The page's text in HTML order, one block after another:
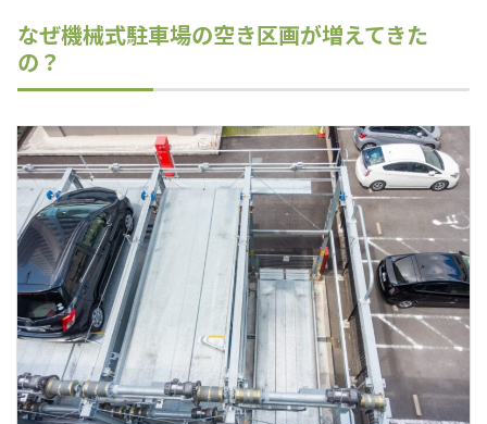
なぜ機械式駐車場の空き区画が増えてきた
の？